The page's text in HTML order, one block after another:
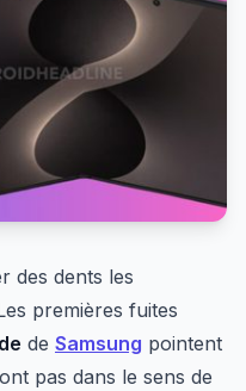
des dents les
premières fuites
de Samsung pointent
pas dans le sens de